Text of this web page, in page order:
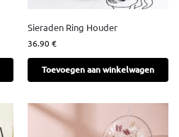
Sieraden Ring Houder
36.90€
Toevoegen aan winkelwagen